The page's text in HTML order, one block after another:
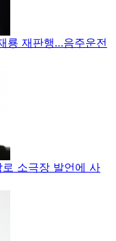
룡 재판행…음주운전
로 소극장 발언에 사